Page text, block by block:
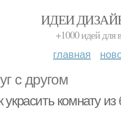
ИДЕИ
+1000 идей для
главная
с другом
украсить комнату